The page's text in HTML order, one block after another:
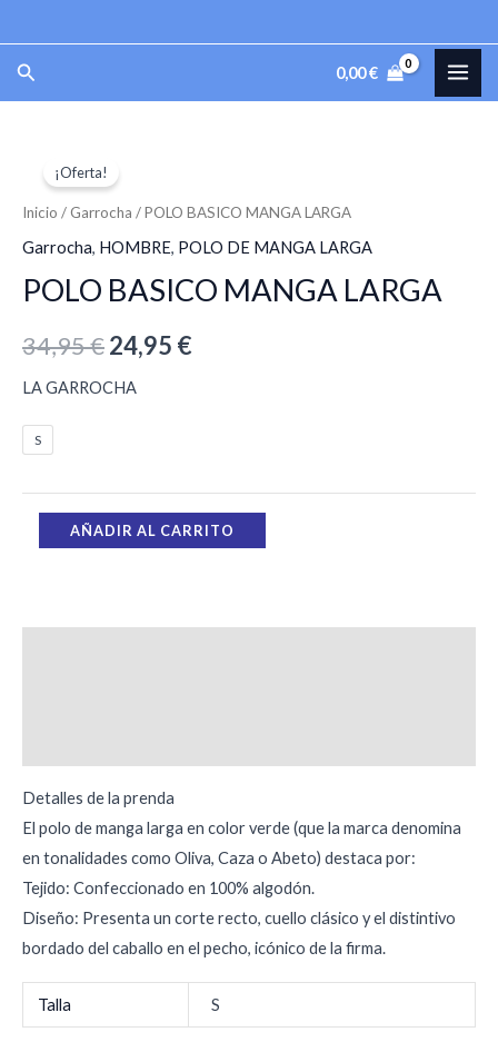
al
contenido
Buscar 0,00€
¡Oferta!
Inicio / Garrocha / POLO BASICO MANGA LARGA
Garrocha, HOMBRE, POLO DE MANGA LARGA
POLO BASICO MANGA LARGA
34,95€
precio
original
era:
34,95 €.
24,95 €
precio
actual
es:
LA GARROCHA
S
BASICO
MANGA
LARGA
AÑADIR AL CARRITO
Detalles de la prenda
El polo de manga larga en color verde (que la marca denomina
en tonalidades como Oliva, Caza o Abeto) destaca por:
Tejido: Confeccionado en 100% algodón.
Diseño: Presenta un corte recto, cuello clásico y el distintivo
bordado del caballo en el pecho, icónico de la firma.
Talla S